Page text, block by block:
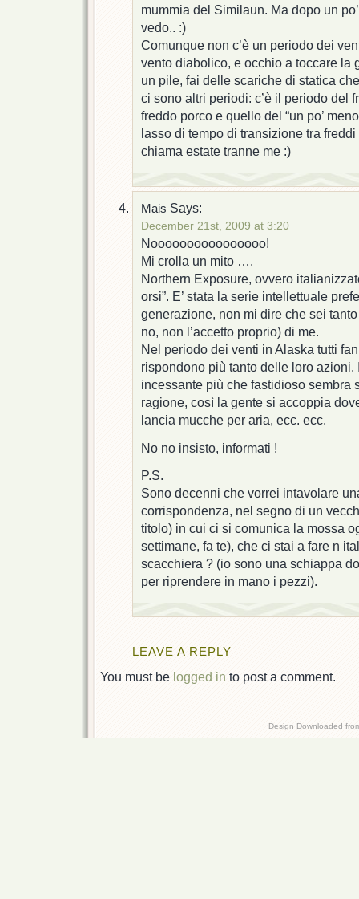
mummia del Similaun. Ma dopo un
vedo.. :)
Comunque non c’è un periodo dei
vento diabolico, e occhio a toccare la
un pile, fai delle scariche di statica
ci sono altri periodi: c’è il periodo del
freddo porco e quello del “un po’
lasso di tempo di transizione tra
chiama estate tranne me :)
Mais Says:
December 21st, 2009 at 3:20
Noooooooooooooooo!
Mi crolla un mito ….
Northern Exposure, ovvero
orsi”. E’ stata la serie intellettuale
generazione, non mi dire che sei
no, non l’accetto proprio) di me.
Nel periodo dei venti in Alaska tutti
rispondono più tanto delle loro azioni.
incessante più che fastidioso sembra
ragione, così la gente si accoppia
lancia mucche per aria, ecc. ecc.
No no insisto, informati !
P.S.
Sono decenni che vorrei intavolare
corrispondenza, nel segno di un
titolo) in cui ci si comunica la mossa
settimane, fa te), che ci stai a fare n
scacchiera ? (io sono una schiappa
per riprendere in mano i pezzi).
LEAVE A REPLY
You must be logged in to post a comment.
Design Downloaded